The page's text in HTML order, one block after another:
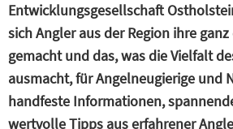
Entwicklungsgesellschaft
sich Angler aus der Region ihre
gemacht und das, was die Vielfalt
ausmacht, für Angelneugierige und
handfeste Informationen,
wertvolle Tipps aus erfahrener